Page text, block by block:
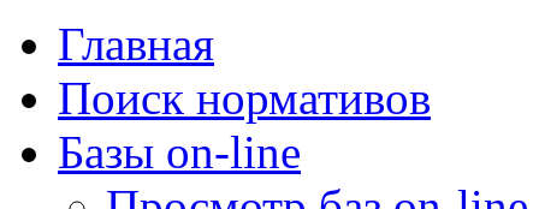
Главная
Поиск нормативов
Базы on-line